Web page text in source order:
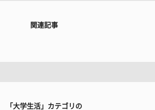
関連記事
「大学生活」カテゴリの